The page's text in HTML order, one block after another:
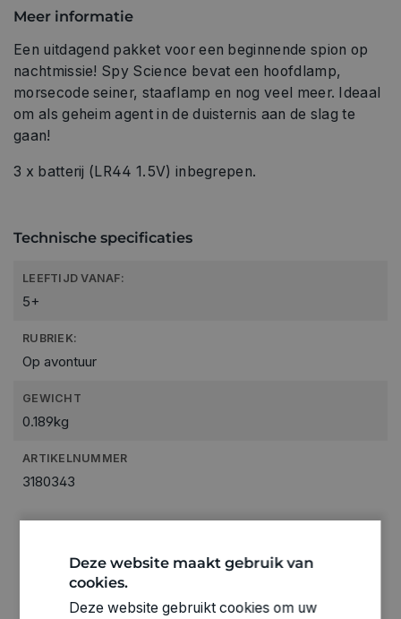
Meer informatie
Een uitdagend pakket voor een beginnende spion op
nachtmissie! Spy Science bevat een hoofdlamp,
morsecode seiner, staaflamp en nog veel meer. Ideaal
om als geheim agent in de duisternis aan de slag te
gaan!
3 x batterij (LR44 1.5V) inbegrepen.
Technische specificaties
LEEFTIJD VANAF:
5+
RUBRIEK:
Op avontuur
GEWICHT
0.189kg
ARTIKELNUMMER
3180343
Deze website maakt gebruik van
cookies.
Deze website gebruikt cookies om uw